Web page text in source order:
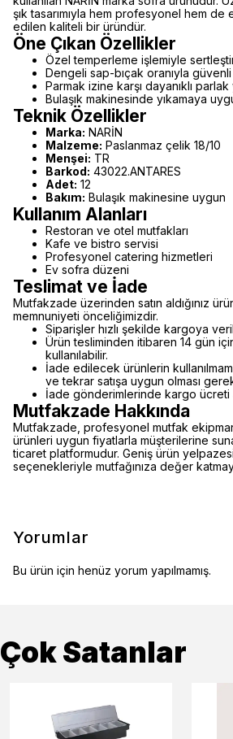
şık tasarımıyla hem profesyonel hem de
edilen kaliteli bir üründür.
Öne Çıkan Özellikler
Özel temperleme işlemiyle
Dengeli sap-bıçak oranıyla
Parmak izine karşı dayanıklı
Bulaşık makinesinde yıkamaya
Teknik Özellikler
Marka: NARİN
Malzeme: Paslanmaz çelik 18/10
Menşei: TR
Barkod: 43022.ANTARES
Adet: 12
Bakım: Bulaşık makinesine uygun
Kullanım Alanları
Restoran ve otel mutfakları
Kafe ve bistro servisi
Profesyonel catering hizmetleri
Ev sofra düzeni
Teslimat ve İade
Mutfakzade üzerinden satın aldığınız
memnuniyeti önceliğimizdir.
Siparişler hızlı şekilde kargoya
Ürün tesliminden itibaren 14 gün
kullanılabilir.
İade edilecek ürünlerin
ve tekrar satışa uygun olması
İade gönderimlerinde kargo ücreti
Mutfakzade Hakkında
Mutfakzade, profesyonel mutfak
ürünleri uygun fiyatlarla müşterilerine
ticaret platformudur. Geniş ürün yelpazesi
seçenekleriyle mutfağınıza değer
Yorumlar
Bu ürün için henüz yorum yapılmamış.
Çok Satanlar